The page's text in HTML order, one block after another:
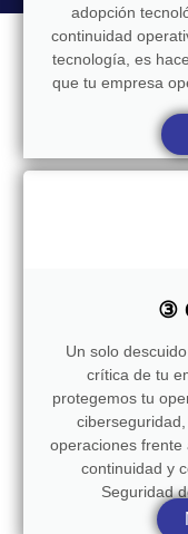
adopción
continuidad
tecnología, es
que tu empresa
③
Un solo
crítica de tu
protegemos tu
operaciones frente
continuidad y
Seguridad